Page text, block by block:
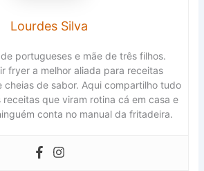
Lourdes Silva
portugueses e mãe de três filhos.
fryer a melhor aliada para receitas
cheias de sabor. Aqui compartilho tudo
que viram rotina cá em casa e
conta no manual da fritadeira.